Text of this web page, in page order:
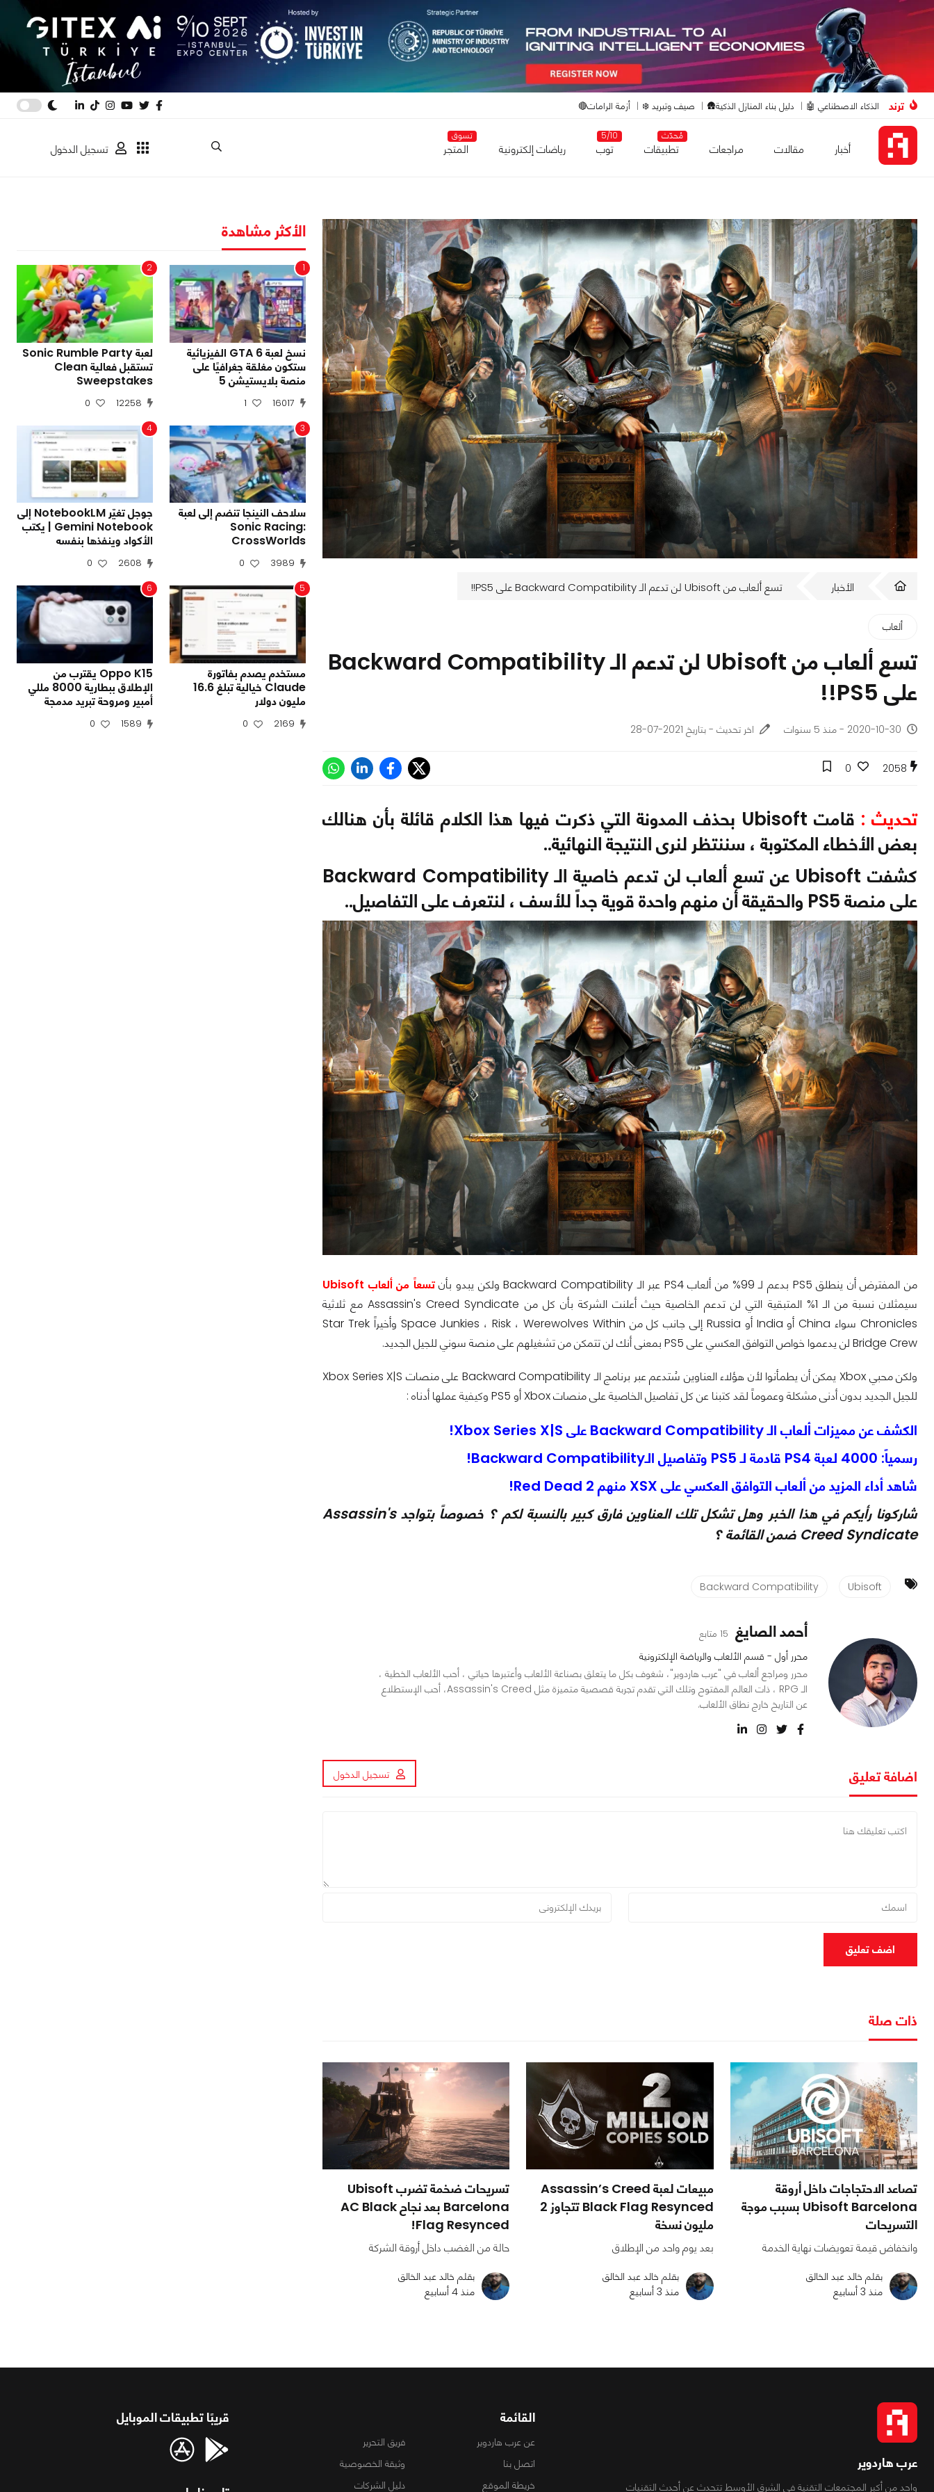
ترند الذكاء الاصطناعي 🤖 دليل بناء المنازل الذكية🛖 صيف وتبريد ❄️ أزمة الرامات🔴
أخبار مقالات مراجعات
مُحدّث
تطبيقات
5/10
توب رياضات إلكترونية
تسوق
المتجر تسجيل الدخول
الأخبار تسع ألعاب من Ubisoft لن تدعم الـ Backward Compatibility على PS5!!
ألعاب
تسع ألعاب من Ubisoft لن تدعم الـ Backward Compatibility
على PS5!!
2020-10-30 - منذ 5 سنوات اخر تحديث - بتاريخ 2021-07-28
2058
0
تحديث :
قامت Ubisoft بحذف المدونة التي ذكرت فيها هذا الكلام قائلة بأن هنالك
بعض الأخطاء المكتوبة ، سننتظر لنرى النتيجة النهائية..
كشفت Ubisoft عن تسع ألعاب لن تدعم خاصية الـ Backward Compatibility
على منصة PS5 والحقيقة أن منهم واحدة قوية جداً للأسف ، لنتعرف على التفاصيل..
من المفترض أن ينطلق PS5 بدعم لـ 99% من ألعاب PS4 عبر الـ Backward Compatibility ولكن يبدو بأن
تسعاً من ألعاب Ubisoft
سيمثلان نسبة من الـ 1% المتبقية التي لن تدعم الخاصية حيث أعلنت الشركة بأن كل من Assassin's Creed Syndicate مع ثلاثية
Chronicles سواء China أو India أو Russia إلى جانب كل من Space Junkies ، Risk ، Werewolves Within وأخيراً Star Trek
Bridge Crew لن يدعموا خواص التوافق العكسي على PS5 بمعنى أنك لن تتمكن من تشغيلهم على منصة سوني للجيل الجديد.
ولكن محبي Xbox يمكن أن يطمأنوا لأن هؤلاء العناوين سُتدعم عبر برنامج الـ Backward Compatibility على منصات Xbox Series X|S
للجيل الجديد بدون أدنى مشكلة وعموماً لقد كتبنا عن كل تفاصيل الخاصية على منصات Xbox أو PS5 وكيفية عملها أدناه :
الكشف عن مميزات ألعاب الـ Backward Compatibility على Xbox Series X|S!
رسمياً: 4000 لعبة PS4 قادمة لـ PS5 وتفاصيل الـBackward Compatibility!
شاهد أداء المزيد من ألعاب التوافق العكسي على XSX منهم Red Dead 2!
شاركونا رأيكم في هذا الخبر وهل تشكل تلك العناوين فارق كبير بالنسبة لكم ؟ خصوصاً بتواجد Assassin's
Creed Syndicate ضمن القائمة ؟
Ubisoft
Backward Compatibility
أحمد الصايغ 15 متابع
محرر أول - قسم الألعاب والرياضة الإلكترونية
محرر ومراجع ألعاب في "عرب هاردوير"، شغوف بكل ما يتعلق بصناعة الألعاب وأعتبرها حياتي ، أحب الألعاب الخطية ،
الـ RPG ، ذات العالم المفتوح وتلك التي تقدم تجربة قصصية متميزة مثل Assassin's Creed، أحب الإستطلاع
عن التاريخ خارج نطاق الألعاب.
اضافة تعليق تسجيل الدخول
اضف تعليق
ذات صلة
تصاعد الاحتجاجات داخل أروقة
Ubisoft Barcelona بسبب موجة
التسريحات
وانخفاض قيمة تعويضات نهاية الخدمة
بقلم خالد عبد الخالق
منذ 3 أسابيع
مبيعات لعبة Assassin’s Creed
Black Flag Resynced تتجاوز 2
مليون نسخة
بعد يوم واحد من الإطلاق
بقلم خالد عبد الخالق
منذ 3 أسابيع
تسريحات ضخمة تضرب Ubisoft
Barcelona بعد نجاح AC Black
Flag Resynced!
حالة من الغضب داخل أروقة الشركة
بقلم خالد عبد الخالق
منذ 4 أسابيع
الأكثر مشاهدة
1
نسخ لعبة GTA 6 الفيزيائية
ستكون مغلقة جغرافيًا على
منصة بلايستيشن 5
16017
1
2
لعبة Sonic Rumble Party
تستقبل فعالية Clean
Sweepstakes
12258
0
3
سلاحف النينجا تنضم إلى لعبة
Sonic Racing:
CrossWorlds
3989
0
4
جوجل تغيّر NotebookLM إلى
Gemini Notebook | يكتب
الأكواد وينفذها بنفسه
2608
0
5
مستخدم يصدم بفاتورة
Claude خيالية تبلغ 16.6
مليون دولار
2169
0
6
Oppo K15 يقترب من
الإطلاق ببطارية 8000 مللي
أمبير ومروحة تبريد مدمجة
1589
0
عرب هاردوير
واحد من أكبر المجتمعات التقنية فى الشرق الأوسط تتحدث عن أحدث التقنيات
القائمة
عن عرب هاردوير
فريق التحرير
اتصل بنا
وثيقة الخصوصية
خريطة الموقع
دليل الشركات
قريبًا تطبيقات الموبايل